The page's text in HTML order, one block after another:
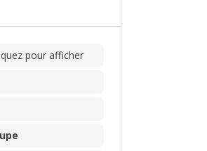
pour afficher